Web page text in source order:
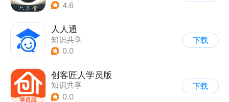
4.6
人人通
知识共享
0.0
下载
创客匠人学员版
知识共享
0.0
下载